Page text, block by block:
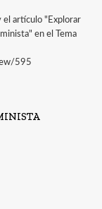
artículo "Explorar
en el Tema
595